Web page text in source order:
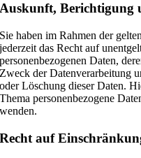
Auskunft, Berichtigung
Sie haben im Rahmen der
jederzeit das Recht auf
personenbezogenen Daten,
Zweck der Datenverarbeitung
oder Löschung dieser Daten.
Thema personenbezogene
wenden.
Recht auf